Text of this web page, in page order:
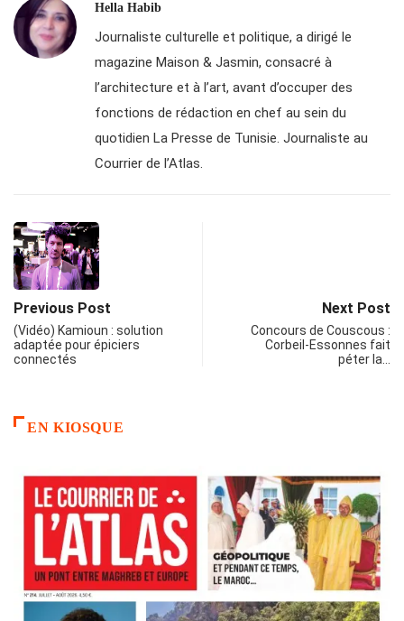
Hella Habib
Journaliste culturelle et politique, a dirigé le
magazine Maison & Jasmin, consacré à
l’architecture et à l’art, avant d’occuper des
fonctions de rédaction en chef au sein du
quotidien La Presse de Tunisie. Journaliste au
Courrier de l’Atlas.
Previous Post
(Vidéo) Kamioun : solution
adaptée pour épiciers
connectés
Next Post
Concours de Couscous :
Corbeil-Essonnes fait
péter la…
EN KIOSQUE